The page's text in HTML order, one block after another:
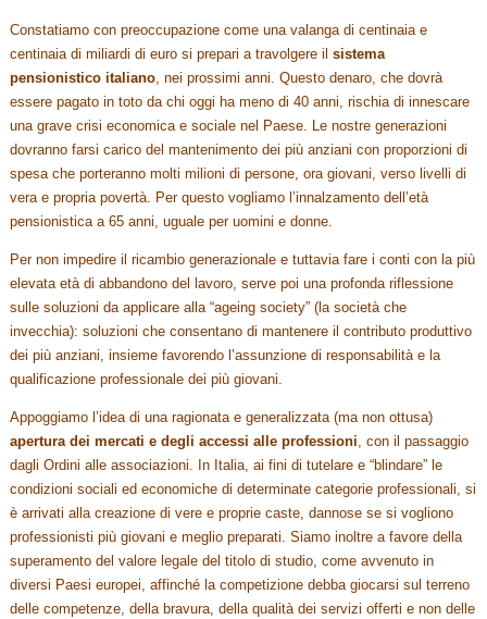
Constatiamo con preoccupazione come una valanga di centinaia e
centinaia di miliardi di euro si prepari a travolgere ilsistema
pensionistico italiano, nei prossimi anni. Questo denaro, che dovrà
essere pagato in toto da chi oggi ha meno di 40 anni, rischia di innescare
una grave crisi economica e sociale nel Paese. Le nostre generazioni
dovranno farsi carico del mantenimento dei più anziani con proporzioni di
spesa che porteranno molti milioni di persone, ora giovani, verso livelli di
vera e propria povertà. Per questo vogliamo l’innalzamento dell’età
pensionistica a 65 anni, uguale per uomini e donne.
Per non impedire il ricambio generazionale e tuttavia fare i conti con la più
elevata età di abbandono del lavoro, serve poi una profonda riflessione
sulle soluzioni da applicare alla “ageing society” (la società che
invecchia): soluzioni che consentano di mantenere il contributo produttivo
dei più anziani, insieme favorendo l’assunzione di responsabilità e la
qualificazione professionale dei più giovani.
Appoggiamo l’idea di una ragionata e generalizzata (ma non ottusa)
apertura dei mercati e degli accessi alle professioni, con il passaggio
dagli Ordini alle associazioni. In Italia, ai fini di tutelare e “blindare” le
condizioni sociali ed economiche di determinate categorie professionali, si
è arrivati alla creazione di vere e proprie caste, dannose se si vogliono
professionisti più giovani e meglio preparati. Siamo inoltre a favore della
superamento del valore legale del titolo di studio, come avvenuto in
diversi Paesi europei, affinché la competizione debba giocarsi sul terreno
delle competenze, della bravura, della qualità dei servizi offerti e non delle